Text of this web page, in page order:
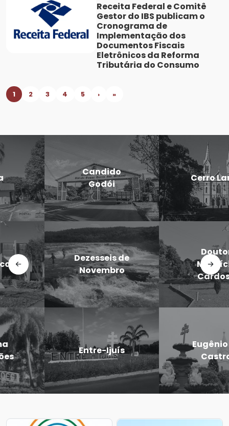
Receita Federal e Comitê
Gestor do IBS publicam o
Cronograma de
Implementação dos
Documentos Fiscais
Eletrônicos da Reforma
Tributária do Consumo
1 2 3 4 5 › »
Candido
Godói
Cerro Largo
Dezesseis de
Novembro
Doutor
Maurício
Cardoso
Entre-Ijuís
Eugênio de
Castro